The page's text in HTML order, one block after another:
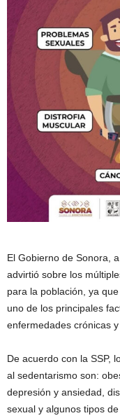
El Gobierno de Sonora,
advirtió sobre los
para la población, ya
uno de los principales
enfermedades crónicas
De acuerdo con la SSP,
al sedentarismo son:
depresión y ansiedad,
sexual y algunos tipos